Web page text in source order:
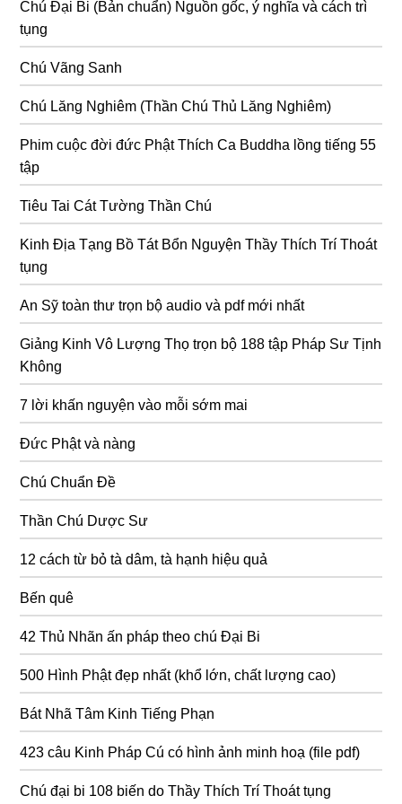
Chú Đại Bi (Bản chuẩn) Nguồn gốc, ý nghĩa và cách trì
tụng
Chú Vãng Sanh
Chú Lăng Nghiêm (Thần Chú Thủ Lăng Nghiêm)
Phim cuộc đời đức Phật Thích Ca Buddha lồng tiếng 55
tập
Tiêu Tai Cát Tường Thần Chú
Kinh Địa Tạng Bồ Tát Bổn Nguyện Thầy Thích Trí Thoát
tụng
An Sỹ toàn thư trọn bộ audio và pdf mới nhất
Giảng Kinh Vô Lượng Thọ trọn bộ 188 tập Pháp Sư Tịnh
Không
7 lời khấn nguyện vào mỗi sớm mai
Đức Phật và nàng
Chú Chuẩn Đề
Thần Chú Dược Sư
12 cách từ bỏ tà dâm, tà hạnh hiệu quả
Bến quê
42 Thủ Nhãn ấn pháp theo chú Đại Bi
500 Hình Phật đẹp nhất (khổ lớn, chất lượng cao)
Bát Nhã Tâm Kinh Tiếng Phạn
423 câu Kinh Pháp Cú có hình ảnh minh hoạ (file pdf)
Chú đại bi 108 biến do Thầy Thích Trí Thoát tụng